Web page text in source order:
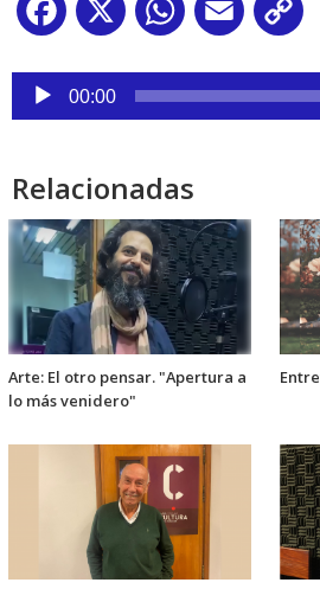
Facebook
X WhatsApp
Email
Reproductor
audio
00:00
Relacionadas
Arte: El otro pensar. "Apertura a
lo más venidero"